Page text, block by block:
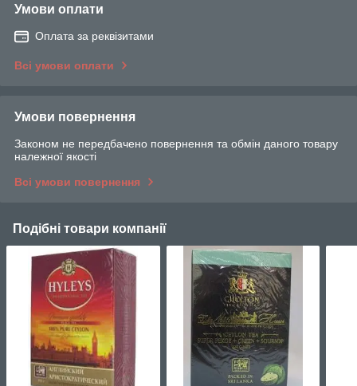
Умови оплати
Оплата за реквізитами
Всі умови оплати
Умови повернення
Законом не передбачено повернення та обмін даного товару
належної якості
Всі умови повернення
Подібні товари компанії